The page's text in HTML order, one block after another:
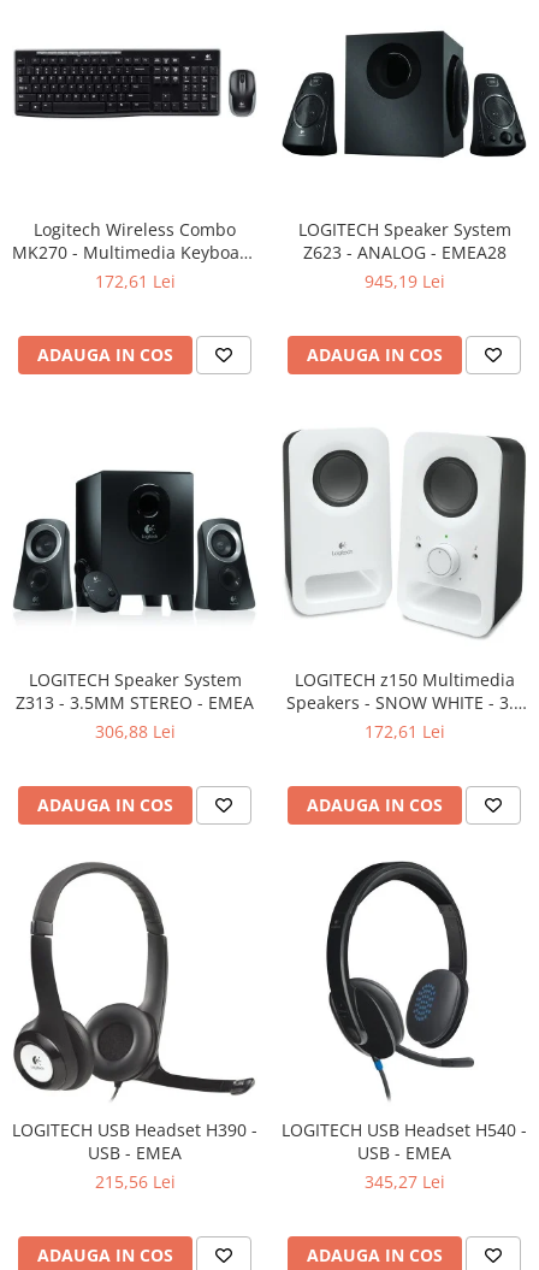
Componente PC
Placi de Baza
Placi Video
SSD
Hard Disc-uri
Carcase
Servere & Componente
Componente Server
Servere
Software
Printing
Multifunctionale
Imprimante 3D
Televizoare & accesorii
Multiboard & Accessorii
Multimedia
Foto & Video
Cloud si Aplicatii SaaS
Sisteme Videoconferinta
Securitate Date
Logitech Wireless Combo
MK270 - Multimedia Keyboard
+ Mouse, Black
172,61 Lei
ADAUGA IN COS
LOGITECH Speaker System
Z623 - ANALOG - EMEA28
945,19 Lei
ADAUGA IN COS
LOGITECH Speaker System
Z313 - 3.5MM STEREO - EMEA
306,88 Lei
ADAUGA IN COS
LOGITECH z150 Multimedia
Speakers - SNOW WHITE - 3.5
MM - EU
172,61 Lei
ADAUGA IN COS
LOGITECH USB Headset H390 -
USB - EMEA
215,56 Lei
ADAUGA IN COS
LOGITECH USB Headset H540 -
USB - EMEA
345,27 Lei
ADAUGA IN COS